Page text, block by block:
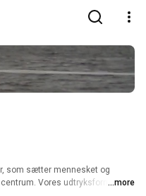
som sætter mennesket og
Vores udtryksformer er
...more